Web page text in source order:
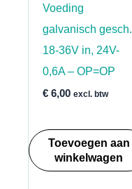
Voeding
galvanisch gesch.
18-36V in, 24V-
0,6A – OP=OP
€6,00 excl. btw
Toevoegen aan
winkelwagen